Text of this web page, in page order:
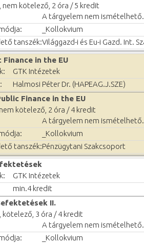
nem kötelező, 2 óra / 5 kredit
A tárgyelem nem ismételhető.
_Kollokvium
tanszék:Világgazd-i és Eu-i Gazd. Int.
Finance in the EU
GTK Intézetek
Halmosi Péter Dr. (HAPEAG.J.SZE)
Finance in the EU
nem kötelező, 2 óra / 4 kredit
A tárgyelem nem ismételhető.
_Kollokvium
tanszék:Pénzügytani Szakcsoport
GTK Intézetek
min.4 kredit
II.
kötelező, 3 óra / 4 kredit
A tárgyelem nem ismételhető.
_Kollokvium